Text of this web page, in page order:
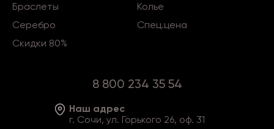
Браслеты
Колье
Серебро
Спец.цена
Скидки 80%
8 800 234 35 54
Наш адрес
г. Сочи, ул. Горького 26, оф. 31